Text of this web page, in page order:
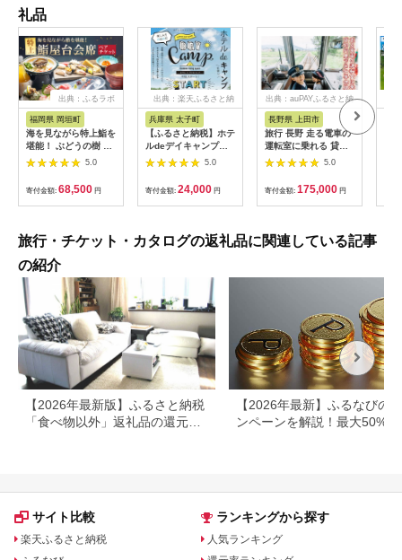
礼品
出典：ふるラボ
福岡県 岡垣町
海を見ながら特上鮨を
堪能！ ぶどうの樹 鮨
屋台ペア お食事券 海
鮮 海 屋台 食事 ペア
福岡県 岡垣町
5.0
寄付金額: 68,500 円
出典：楽天ふるさと納
兵庫県 太子町
【ふるさと納税】ホテ
ルdeデイキャンプ体
験チケット
【1364991】
5.0
寄付金額: 24,000 円
出典：auPAYふるさと納
長野県 上田市
旅行 長野 走る電車の
運転室に乗れる 貸切
列車でお仕事体験 体
験 チケット 電車 鉄道
列車 サービス 子供 子
ども こども 家族 長野
県
5.0
寄付金額: 175,000 円
旅行・チケット・カタログの返礼品に関連している記事
の紹介
【2026年最新版】ふるさと納税
「食べ物以外」返礼品の還元率
【2026年最新】ふるなびの
ンペーンを解説！最大50%還
サイト比較
楽天ふるさと納税
ランキングから探す
人気ランキング